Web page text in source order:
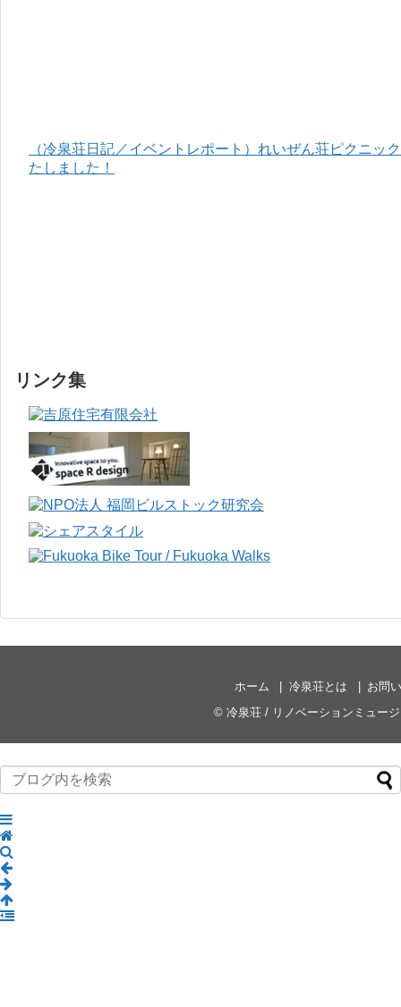
（冷泉荘日記／イベントレポート）れいぜん荘ピクニッ
たしました！
リンク集
ホーム 冷泉荘とは
お問
© 冷泉荘 / リノベーションミュー